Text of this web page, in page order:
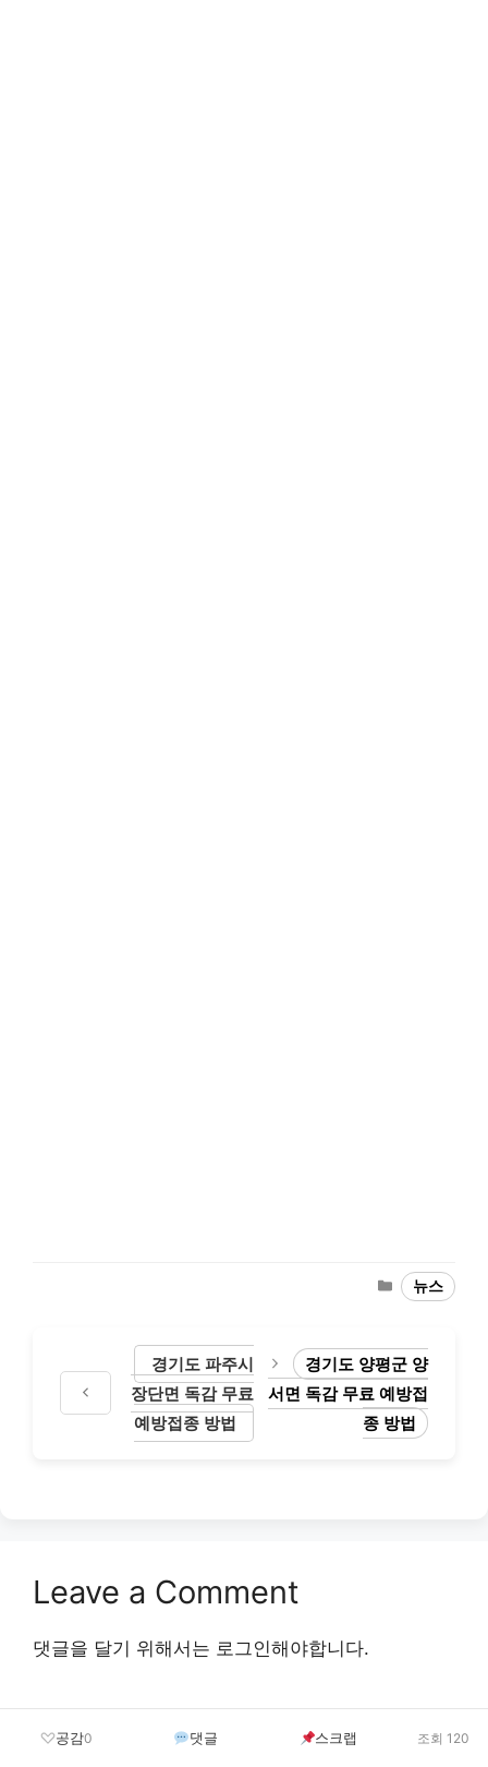
Categories
뉴스
경기도 파주시
장단면 독감 무료
예방접종 방법
경기도 양평군 양
서면 독감 무료 예방접
종 방법
Leave a Comment
댓글을 달기 위해서는 로그인해야합니다.
공감0 댓글 스크랩 조회 120